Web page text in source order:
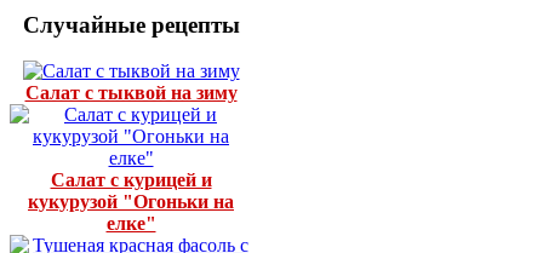
Случайные рецепты
Салат с тыквой на зиму
Салат с курицей и
кукурузой "Огоньки на
елке"